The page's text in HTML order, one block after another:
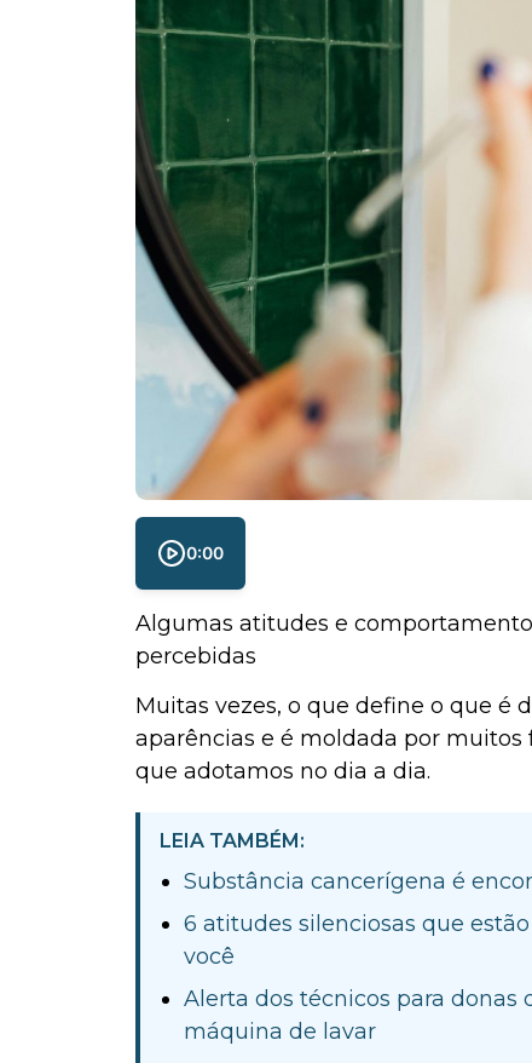
0:00
Algumas atitudes e
percebidas
Muitas vezes, o que define o que é
aparências e é moldada por
que adotamos no dia a dia.
LEIA TAMBÉM:
Substância cancerígena é
6 atitudes silenciosas que
você
Alerta dos técnicos para donas
máquina de lavar